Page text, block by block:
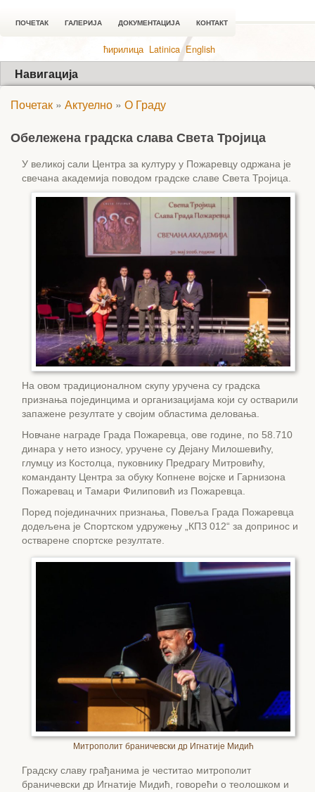
ПОЧЕТАК ГАЛЕРИЈА ДОКУМЕНТАЦИЈА КОНТАКТ
ћирилица Latinica English
Навигација
Почетак » Актуелно » О Граду
Обележена градска слава Света Тројица
У великој сали Центра за културу у Пожаревцу одржана је
свечана академија поводом градске славе Света Тројица.
На овом традиционалном скупу уручена су градска
признања појединцима и организацијама који су остварили
запажене резултате у својим областима деловања.
Новчане награде Града Пожаревца, ове године, по 58.710
динара у нето износу, уручене су Дејану Милошевићу,
глумцу из Костолца, пуковнику Предрагу Митровићу,
команданту Центра за обуку Копнене војске и Гарнизона
Пожаревац и Тамари Филиповић из Пожаревца.
Поред појединачних признања, Повеља Града Пожаревца
додељена је Спортском удружењу „КПЗ 012“ за допринос и
остварене спортске резултате.
Митрополит браничевски др Игнатије Мидић
Градску славу грађанима је честитао митрополит
браничевски др Игнатије Мидић, говорећи о теолошком и